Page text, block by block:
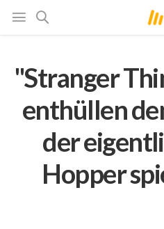
"Stranger
enthüllen
der
Hopper